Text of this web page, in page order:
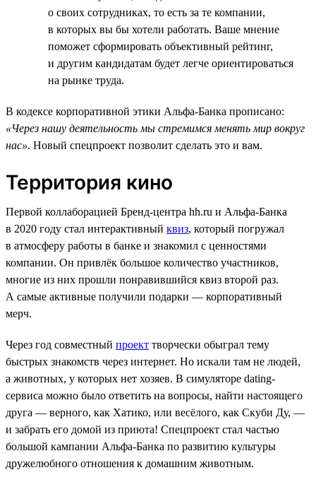
о своих сотрудниках, то есть за те компании,
в которых вы бы хотели работать. Ваше мнение
поможет сформировать объективный рейтинг,
и другим кандидатам будет легче ориентироваться
на рынке труда.
В кодексе корпоративной этики Альфа-Банка прописано:
«Через нашу деятельность мы стремимся менять мир вокруг
нас». Новый спецпроект позволит сделать это и вам.
Территория кино
Первой коллаборацией Бренд-центра hh.ru и Альфа-Банка
в 2020 году стал интерактивный квиз, который погружал
в атмосферу работы в банке и знакомил с ценностями
компании. Он привлёк большое количество участников,
многие из них прошли понравившийся квиз второй раз.
А самые активные получили подарки — корпоративный
мерч.
Через год совместный проект творчески обыграл тему
быстрых знакомств через интернет. Но искали там не людей,
а животных, у которых нет хозяев. В симуляторе dating-
сервиса можно было ответить на вопросы, найти настоящего
друга — верного, как Хатико, или весёлого, как Скуби Ду, —
и забрать его домой из приюта! Спецпроект стал частью
большой кампании Альфа-Банка по развитию культуры
дружелюбного отношения к домашним животным.